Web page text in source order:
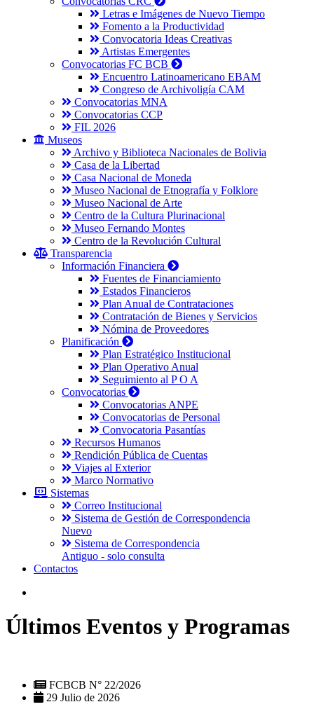
Letras e Imágenes de Nuevo Tiempo
Fomento a la Productividad
Convocatoria Ideas Creativas
Artistas Emergentes
Convocatorias FC BCB
Encuentro Latinoamericano EBAM
Congreso de Archivoligía CAM
Convocatorias MNA
Convocatorias CCP
FIL 2026
Museos
Archivo y Biblioteca Nacionales de Bolivia
Casa de la Libertad
Casa Nacional de Moneda
Museo Nacional de Etnografía y Folklore
Museo Nacional de Arte
Centro de la Cultura Plurinacional
Museo Fernando Montes
Centro de la Revolución Cultural
Transparencia
Información Financiera
Fuentes de Financiamiento
Estados Financieros
Plan Anual de Contrataciones
Contratación de Bienes y Servicios
Nómina de Proveedores
Planificación
Plan Estratégico Institucional
Plan Operativo Anual
Seguimiento al P O A
Convocatorias
Convocatorias ANPE
Convocatorias de Personal
Convocatoria Pasantías
Recursos Humanos
Rendición Pública de Cuentas
Viajes al Exterior
Marco Normativo
Sistemas
Correo Institucional
Sistema de Gestión de Correspondencia
Nuevo
Sistema de Correspondencia
Antiguo - solo consulta
Contactos
Últimos Eventos y Programas
FCBCB N° 22/2026
29 Julio de 2026